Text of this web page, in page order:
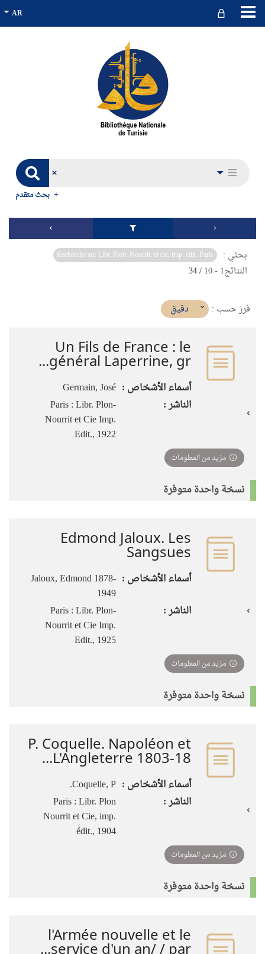
بحث متقدم
بحثي : Recherche sur Libr. Plon. Nourrit. et cie, imp. édit. Paris
النتائج1
-
10
/ 34
فرز حسب : (imediat
تأثير)
دقيق
Un Fils de France : le
général Laperrine, gr...
أسماء الأشخاص : Germain, José
الناشر :
Paris : Libr. Plon-
Nourrit et Cie Imp.
Edit., 1922
مزيد من المعلومات
نسخة واحدة متوفرة
Edmond Jaloux. Les
Sangsues
أسماء الأشخاص : Jaloux, Edmond 1878-
1949
الناشر :
Paris : Libr. Plon-
Nourrit et Cie Imp.
Edit., 1925
مزيد من المعلومات
نسخة واحدة متوفرة
P. Coquelle. Napoléon et
L'Angleterre 1803-18...
أسماء الأشخاص : Coquelle, P.
الناشر :
Paris : Libr. Plon
Nourrit et Cie, imp.
édit., 1904
مزيد من المعلومات
نسخة واحدة متوفرة
l'Armée nouvelle et le
service d'un an/ / par...